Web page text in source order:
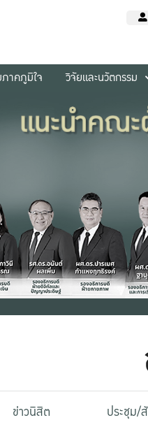
ภาคภูมิใจ วิจัยและนวัตกรรม
ข่าวนิสิต ประชุม/